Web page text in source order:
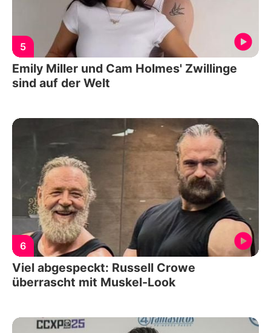
5
Emily Miller und Cam Holmes' Zwillinge
sind auf der Welt
6
Viel abgespeckt: Russell Crowe
überrascht mit Muskel-Look